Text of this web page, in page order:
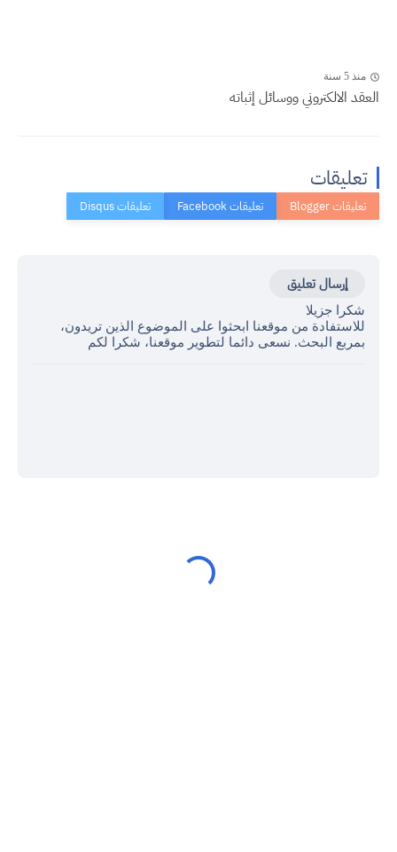
منذ 5 سنة
العقد الالكتروني ووسائل إثباته
تعليقات
إرسال تعليق
شكرا جزيلا
للاستفادة من موقعنا ابحثوا على الموضوع الذين تريدون،
بمربع البحث. نسعى دائما لتطوير موقعنا، شكرا لكم